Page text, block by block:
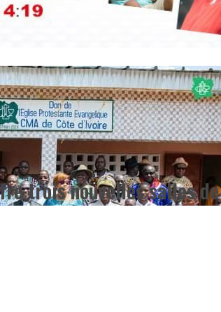
trois nouvelles salles